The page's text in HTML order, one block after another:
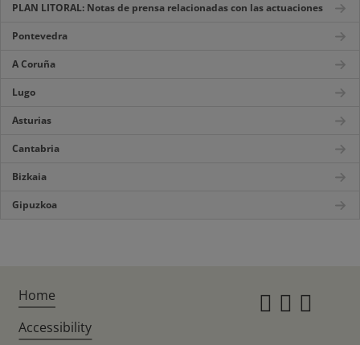
PLAN LITORAL: Notas de prensa relacionadas con las actuaciones
Pontevedra
A Coruña
Lugo
Asturias
Cantabria
Bizkaia
Gipuzkoa
Home
Accessibility